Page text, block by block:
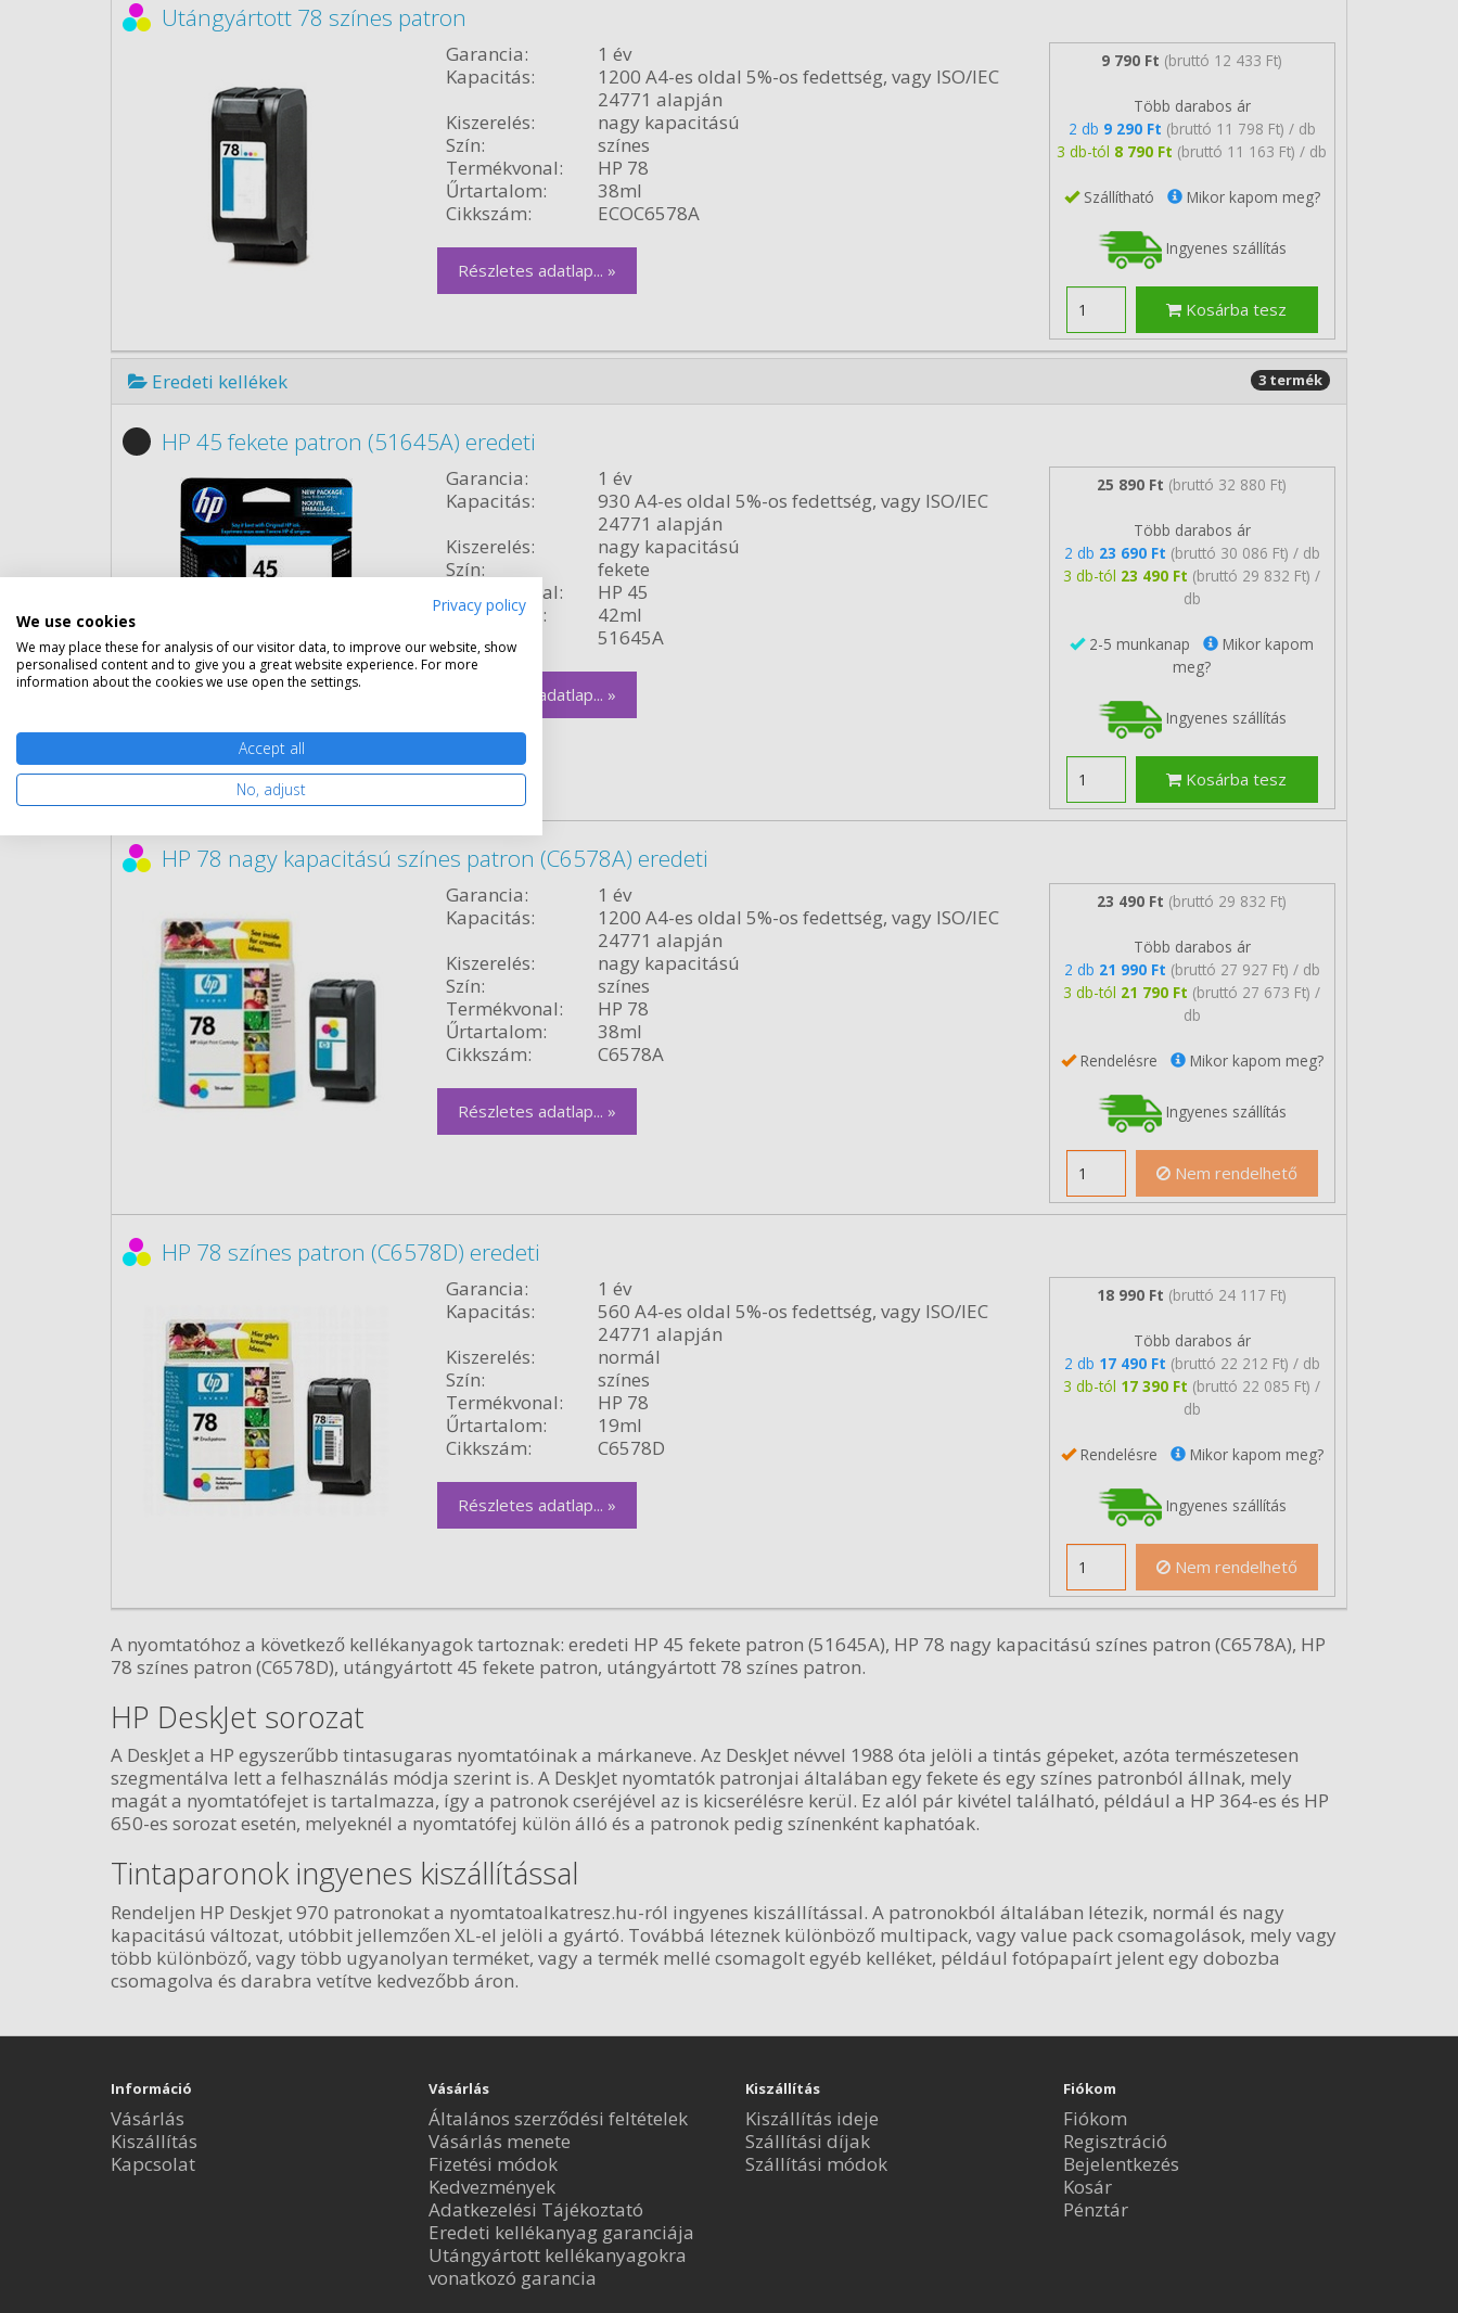
Utángyártott 78 színes patron
Garancia:
1 év
Kapacitás:
1200 A4-es oldal 5%-os fedettség, vagy ISO/IEC
24771 alapján
Kiszerelés:
nagy kapacitású
Szín:
színes
Termékvonal:
HP 78
Űrtartalom:
38ml
Cikkszám:
ECOC6578A
Részletes adatlap... »
9 790 Ft (bruttó 12 433 Ft)
Több darabos ár
2 db 9 290 Ft (bruttó 11 798 Ft) / db
3 db-tól 8 790 Ft (bruttó 11 163 Ft) / db
Szállítható Mikor kapom meg?
Ingyenes szállítás
Kosárba tesz
Eredeti kellékek 3 termék
HP 45 fekete patron (51645A) eredeti
Garancia:
1 év
Kapacitás:
930 A4-es oldal 5%-os fedettség, vagy ISO/IEC
24771 alapján
Kiszerelés:
nagy kapacitású
Szín:
fekete
Termékvonal:
HP 45
Űrtartalom:
42ml
Cikkszám:
51645A
Részletes adatlap... »
25 890 Ft (bruttó 32 880 Ft)
Több darabos ár
2 db 23 690 Ft (bruttó 30 086 Ft) / db
3 db-tól 23 490 Ft (bruttó 29 832 Ft) /
db
2-5 munkanap
Mikor kapom
meg?
Ingyenes szállítás
Kosárba tesz
HP 78 nagy kapacitású színes patron (C6578A) eredeti
Garancia:
1 év
Kapacitás:
1200 A4-es oldal 5%-os fedettség, vagy ISO/IEC
24771 alapján
Kiszerelés:
nagy kapacitású
Szín:
színes
Termékvonal:
HP 78
Űrtartalom:
38ml
Cikkszám:
C6578A
Részletes adatlap... »
23 490 Ft (bruttó 29 832 Ft)
Több darabos ár
2 db 21 990 Ft (bruttó 27 927 Ft) / db
3 db-tól 21 790 Ft (bruttó 27 673 Ft) /
db
Rendelésre Mikor kapom meg?
Ingyenes szállítás
Nem rendelhető
HP 78 színes patron (C6578D) eredeti
Garancia:
1 év
Kapacitás:
560 A4-es oldal 5%-os fedettség, vagy ISO/IEC
24771 alapján
Kiszerelés:
normál
Szín:
színes
Termékvonal:
HP 78
Űrtartalom:
19ml
Cikkszám:
C6578D
Részletes adatlap... »
18 990 Ft (bruttó 24 117 Ft)
Több darabos ár
2 db 17 490 Ft (bruttó 22 212 Ft) / db
3 db-tól 17 390 Ft (bruttó 22 085 Ft) /
db
Rendelésre Mikor kapom meg?
Ingyenes szállítás
Nem rendelhető
A nyomtatóhoz a következő kellékanyagok tartoznak: eredeti HP 45 fekete patron (51645A), HP 78 nagy kapacitású színes patron (C6578A), HP
78 színes patron (C6578D), utángyártott 45 fekete patron, utángyártott 78 színes patron.
HP DeskJet sorozat
A DeskJet a HP egyszerűbb tintasugaras nyomtatóinak a márkaneve. Az DeskJet névvel 1988 óta jelöli a tintás gépeket, azóta természetesen
szegmentálva lett a felhasználás módja szerint is. A DeskJet nyomtatók patronjai általában egy fekete és egy színes patronból állnak, mely
magát a nyomtatófejet is tartalmazza, így a patronok cseréjével az is kicserélésre kerül. Ez alól pár kivétel található, például a HP 364-es és HP
650-es sorozat esetén, melyeknél a nyomtatófej külön álló és a patronok pedig színenként kaphatóak.
Tintaparonok ingyenes kiszállítással
Rendeljen HP Deskjet 970 patronokat a nyomtatoalkatresz.hu-ról ingyenes kiszállítással. A patronokból általában létezik, normál és nagy
kapacitású változat, utóbbit jellemzően XL-el jelöli a gyártó. Továbbá léteznek különböző multipack, vagy value pack csomagolások, mely vagy
több különböző, vagy több ugyanolyan terméket, vagy a termék mellé csomagolt egyéb kelléket, például fotópapaírt jelent egy dobozba
csomagolva és darabra vetítve kedvezőbb áron.
Információ
Vásárlás
Kiszállítás
Kapcsolat
Vásárlás
Általános szerződési feltételek
Vásárlás menete
Fizetési módok
Kedvezmények
Adatkezelési Tájékoztató
Eredeti kellékanyag garanciája
Utángyártott kellékanyagokra
vonatkozó garancia
Kiszállítás
Kiszállítás ideje
Szállítási díjak
Szállítási módok
Fiókom
Fiókom
Regisztráció
Bejelentkezés
Kosár
Pénztár
Privacy policy
We use cookies
We may place these for analysis of our visitor data, to improve our website, show
personalised content and to give you a great website experience. For more
information about the cookies we use open the settings.
Accept all
No, adjust